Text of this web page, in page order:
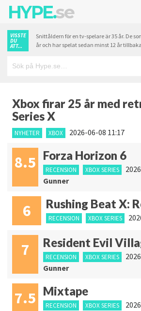
HYPE.se
VISSTE
DU
ATT...
Snittåldern för en tv-spelare är 35 år. De
år och har spelat sedan minst 12 år
Xbox firar 25 år med
Series X
NYHETER XBOX 2026-06-08 11:17
8.5 Forza Horizon 6
RECENSION XBOX SERIES
Gunner
6 Rushing Beat X:
RECENSION XBOX SERIES
7 Resident Evil
RECENSION XBOX SERIES
Gunner
7.5 Mixtape
RECENSION XBOX SERIES